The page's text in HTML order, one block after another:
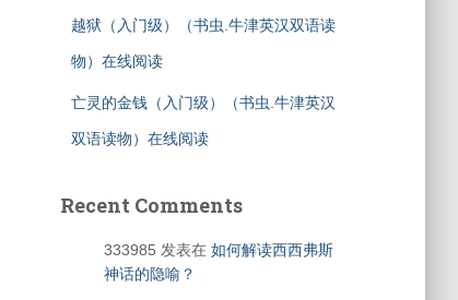
越狱（入门级）（书虫.牛津英汉双语读
物）在线阅读
亡灵的金钱（入门级）（书虫.牛津英汉
双语读物）在线阅读
Recent Comments
333985 发表在 如何解读西西弗斯
神话的隐喻？